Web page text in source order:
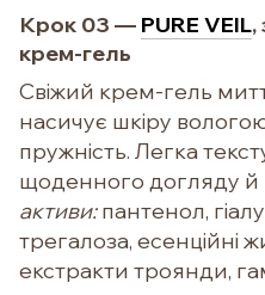
Крок 03 — PURE VEIL,
крем-гель
Свіжий крем-гель
насичує шкіру
пружність. Легка
щоденного догляду й
активи:пантенол,
трегалоза, есенційні
екстракти троянди,